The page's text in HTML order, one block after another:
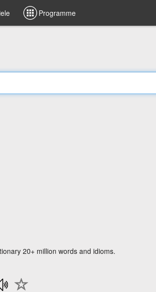
Programme
20+ million words and idioms.